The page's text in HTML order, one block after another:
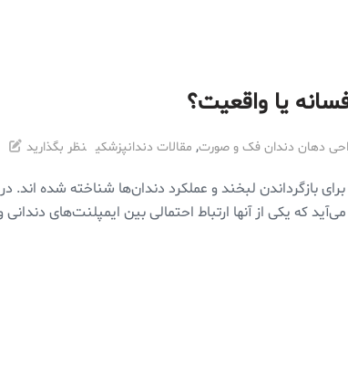
یا واقعیت؟
دهان دندان فک و صورت, مقالات دندانپزشکی نظر بگذارید
بازگرداندن لبخند و عملکرد دندان‌ها شناخته شده اند.
می‌آید که یکی از آنها ارتباط احتمالی بین ایمپلنت‌های